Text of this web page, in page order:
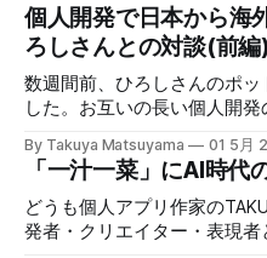
個人開発で日本から海
ろしさんとの対談(前編)
数週間前、ひろしさんのポ
した。お互いの長い個人開
き起こしが出来たので、こち
さい。 ※ギアアイコンをクリックして、音声と字幕を日本語
に変更できます。 00:00 イントロ:TAKUYAさんようこそ
01:32 TAKUYAさんの自己紹
By Takuya Matsuyama 01 5月
「一汁一菜」にAI時代
どうも個人アプリ作家の
発者・クリエイター・表現